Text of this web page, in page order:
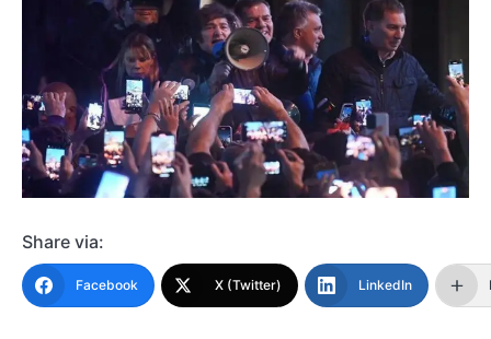
Share via:
Facebook X (Twitter) LinkedIn